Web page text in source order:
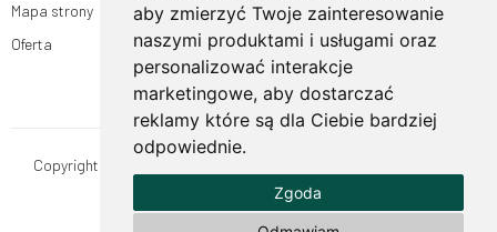
aby zmierzyć Twoje zainteresowanie
naszymi produktami i usługami oraz
personalizować interakcje
marketingowe, aby dostarczać
reklamy które są dla Ciebie bardziej
odpowiednie.
Zgoda
Mapa strony
Oferta
Copyright © OgrodyHildegardy.pl. Wszystkie prawa zastrzeżone.
MOUTON interactive
Zobacz nasz profil na: